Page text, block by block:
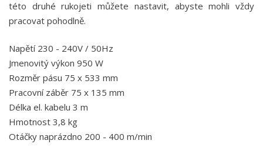
této druhé rukojeti můžete nastavit, abyste mohli vždy
pracovat pohodlně.
Napětí 230 - 240V / 50Hz
Jmenovitý výkon 950 W
Rozměr pásu 75 x 533 mm
Pracovní záběr 75 x 135 mm
Délka el. kabelu 3 m
Hmotnost 3,8 kg
Otáčky naprázdno 200 - 400 m/min